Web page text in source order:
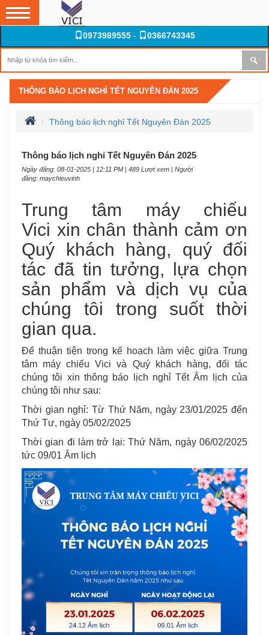
0973989555- 0366743345
THÔNG BÁO LỊCH NGHỈ TẾT NGUYÊN ĐÁN 2025
Thông báo lịch nghỉ Tết Nguyên Đán 2025
Thông báo lịch nghỉ Tết Nguyên Đán 2025
Ngày đăng: 08-01-2025 | 12:11 PM | 489 Lượt xem | Người
đăng: maychieuvinh
Trung tâm máy chiếu
Vici xin chân thành cảm ơn
Quý khách hàng, quý đối
tác đã tin tưởng, lựa chọn
sản phẩm và dịch vụ của
chúng tôi trong suốt thời
gian qua.
Để thuận tiện trong kế hoạch làm việc giữa Trung
tâm máy chiếu Vici và Quý khách hàng, đối tác
chúng tôi xin thông báo lịch nghỉ Tết Âm lịch của
chúng tôi như sau:
Thời gian nghỉ: Từ Thứ Năm, ngày 23/01/2025 đến
Thứ Tư, ngày 05/02/2025
Thời gian đi làm trở lại: Thứ Năm, ngày 06/02/2025
tức 09/01 Âm lịch